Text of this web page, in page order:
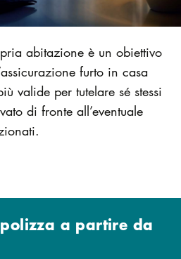
abitazione è un obiettivo
furto in casa
valide per tutelare sé stessi
di fronte all’eventuale
a partire da